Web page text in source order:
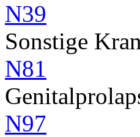
N39
Sonstige
N81
N97